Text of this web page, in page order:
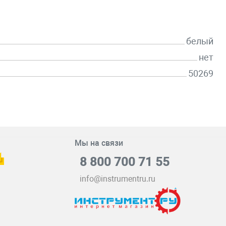
белый
нет
50269
Мы на связи
8 800 700 71 55
info@instrumentru.ru